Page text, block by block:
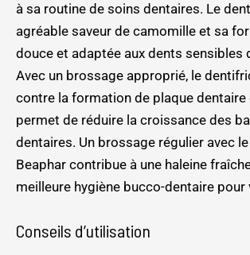
à sa routine de soins dentaires. Le
agréable saveur de camomille et sa
douce et adaptée aux dents sensibles
Avec un brossage approprié, le
contre la formation de plaque dentaire
permet de réduire la croissance des
dentaires. Un brossage régulier avec
Beaphar contribue à une haleine
meilleure hygiène bucco-dentaire pour
Conseils d’utilisation